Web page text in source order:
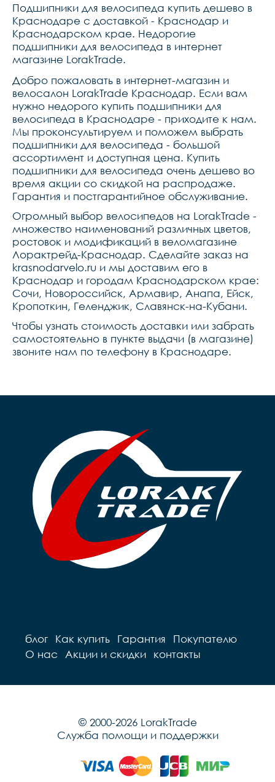
Подшипники для велосипеда купить дешево в
Краснодаре с доставкой - Краснодар и
Краснодарском крае. Недорогие
подшипники для велосипеда в интернет
магазине LorakTrade.
Добро пожаловать в интернет-магазин и
велосалон LorakTrade Краснодар. Если вам
нужно недорого купить подшипники для
велосипеда в Краснодаре - приходите к нам.
Мы проконсультируем и поможем выбрать
подшипники для велосипеда - большой
ассортимент и доступная цена. Купить
подшипники для велосипеда очень дешево во
время акции со скидкой на распродаже.
Гарантия и постгарантийное обслуживание.
Огромный выбор велосипедов на LorakTrade -
множество наименований различных цветов,
ростовок и модификаций в веломагазине
Лорактрейд-Краснодар. Сделайте заказ на
krasnodarvelo.ru и мы доставим его в
Краснодар и городам Краснодарском крае:
Сочи, Новороссийск, Армавир, Анапа, Ейск,
Кропоткин, Геленджик, Славянск-на-Кубани.
Чтобы узнать стоимость доставки или забрать
самостоятельно в пункте выдачи (в магазине)
звоните нам по телефону в Краснодаре.
блог Как купить Гарантия
Покупателю
О нас
Акции и скидки контакты
© 2000-2026 LorakTrade
Служба помощи и поддержки